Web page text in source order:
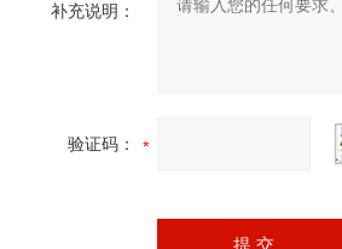
补充说明：
验证码：